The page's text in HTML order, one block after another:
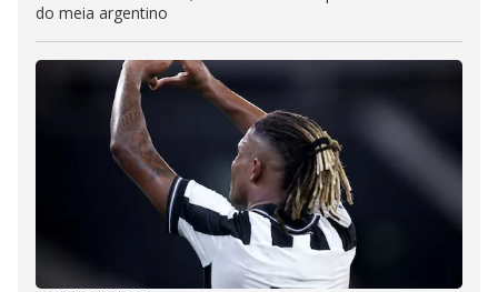
do meia argentino